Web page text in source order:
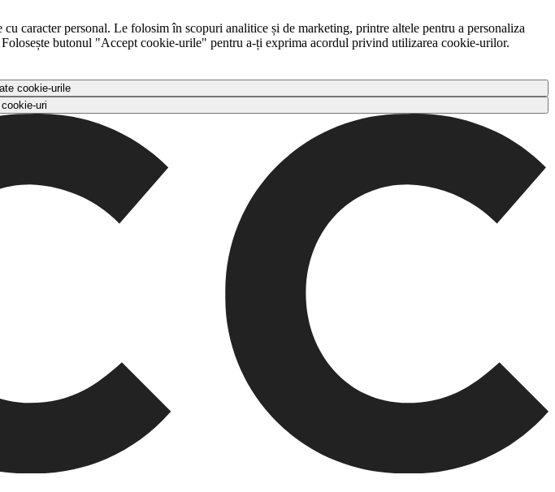
caracter personal. Le folosim în scopuri analitice și de marketing, printre altele pentru a personaliza
butonul "Accept cookie-urile" pentru a-ți exprima acordul privind utilizarea cookie-urilor.
cookie-urile
uri